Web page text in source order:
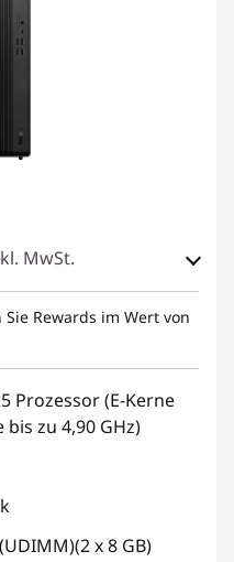
MwSt.
Sie Rewards im Wert von
Prozessor (E-Kerne
bis zu 4,90 GHz)
x 8 GB)